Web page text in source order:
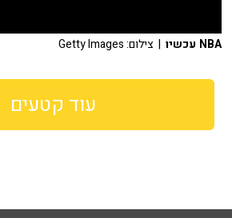
NBA עכשיו | צילום: Getty Images
עוד קטעים